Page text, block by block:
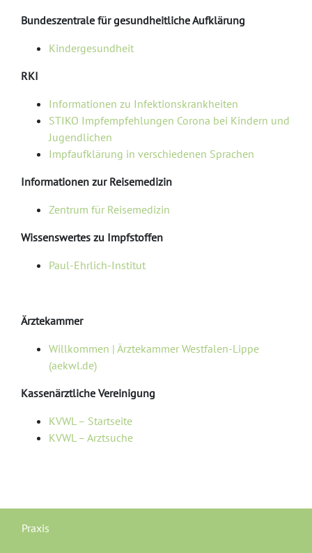
Bundeszentrale für gesundheitliche Aufklärung
Kindergesundheit
RKI
Informationen zu Infektionskrankheiten
STIKO Impfempfehlungen Corona bei Kindern und
Jugendlichen
Impfaufklärung in verschiedenen Sprachen
Informationen zur Reisemedizin
Zentrum für Reisemedizin
Wissenswertes zu Impfstoffen
Paul-Ehrlich-Institut
Ärztekammer
Willkommen | Ärztekammer Westfalen-Lippe
(aekwl.de)
Kassenärztliche Vereinigung
KVWL – Startseite
KVWL – Arztsuche
Praxis